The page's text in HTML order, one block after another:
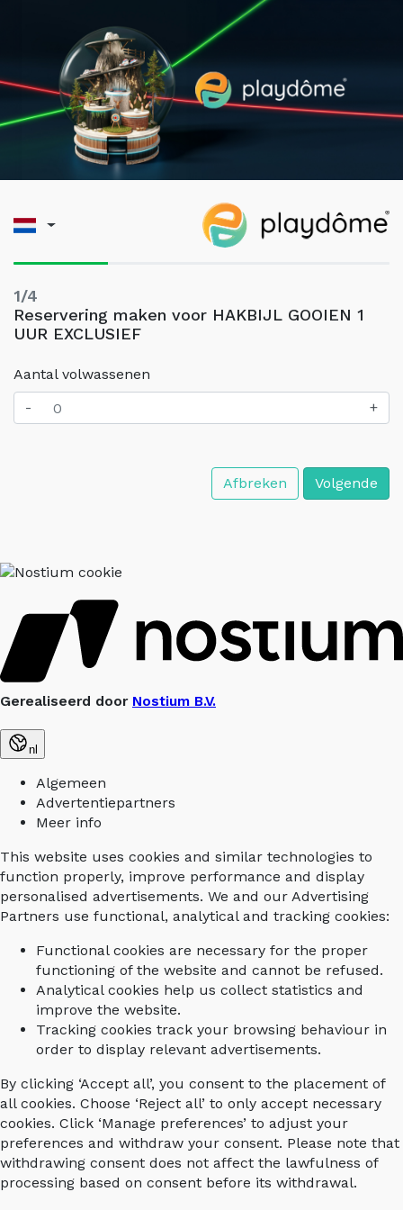
1/4
Reservering maken voor HAKBIJL GOOIEN 1
UUR EXCLUSIEF
Aantal volwassenen
-
+
Afbreken Volgende